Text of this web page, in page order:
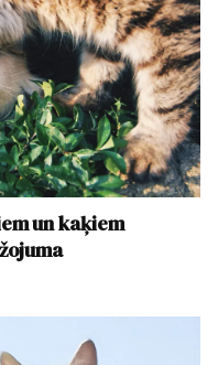
un kaķiem